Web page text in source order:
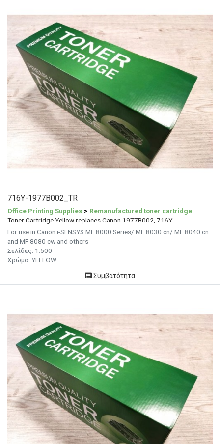
716Y-1977B002_TR
Office Printing Supplies > Remanufactured toner cartridge
Toner Cartridge Yellow replaces Canon 1977B002, 716Y
For use in Canon i-SENSYS MF 8000 Series/ MF 8030 cn/ MF 8040 cn
and MF 8080 cw and others
Σελίδες: 1.500
Χρώμα: YELLOW
Συμβατότητα